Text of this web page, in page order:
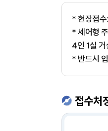
공
자
* 현장접
* 셰어형
4인 1실 거
* 반드시
접수처